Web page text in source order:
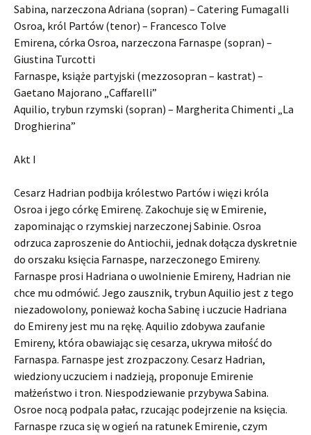
Sabina, narzeczona Adriana (sopran) – Catering Fumagalli
Osroa, król Partów (tenor) – Francesco Tolve
Emirena, córka Osroa, narzeczona Farnaspe (sopran) –
Giustina Turcotti
Farnaspe, książe partyjski (mezzosopran – kastrat) –
Gaetano Majorano „Caffarelli”
Aquilio, trybun rzymski (sopran) – Margherita Chimenti „La
Droghierina”
Akt I
Cesarz Hadrian podbija królestwo Partów i więzi króla
Osroa i jego córkę Emirenę. Zakochuje się w Emirenie,
zapominając o rzymskiej narzeczonej Sabinie. Osroa
odrzuca zaproszenie do Antiochii, jednak dołącza dyskretnie
do orszaku księcia Farnaspe, narzeczonego Emireny.
Farnaspe prosi Hadriana o uwolnienie Emireny, Hadrian nie
chce mu odmówić. Jego zausznik, trybun Aquilio jest z tego
niezadowolony, ponieważ kocha Sabinę i uczucie Hadriana
do Emireny jest mu na rękę. Aquilio zdobywa zaufanie
Emireny, która obawiając się cesarza, ukrywa miłość do
Farnaspa. Farnaspe jest zrozpaczony. Cesarz Hadrian,
wiedziony uczuciem i nadzieją, proponuje Emirenie
małżeństwo i tron. Niespodziewanie przybywa Sabina.
Osroe nocą podpala pałac, rzucając podejrzenie na księcia.
Farnaspe rzuca się w ogień na ratunek Emirenie, czym